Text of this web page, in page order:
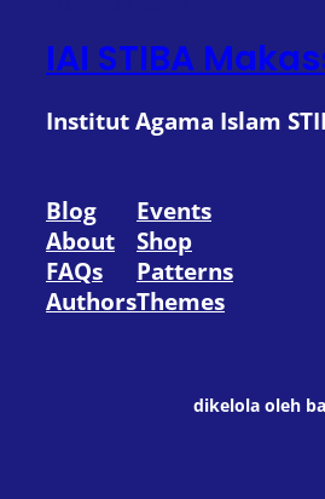
IAI STIBA
Institut Agama Islam
Blog
About
FAQs
Authors
Events
Shop
Patterns
Themes
dikelola oleh